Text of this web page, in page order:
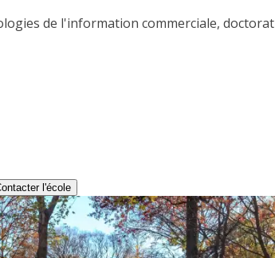
de l'information commerciale, doctorat
l'école